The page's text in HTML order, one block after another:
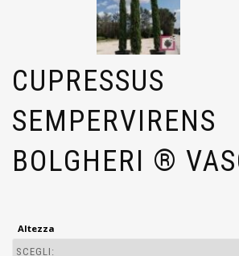
CUPRESSUS
SEMPERVIRENS
BOLGHERI ®
Altezza